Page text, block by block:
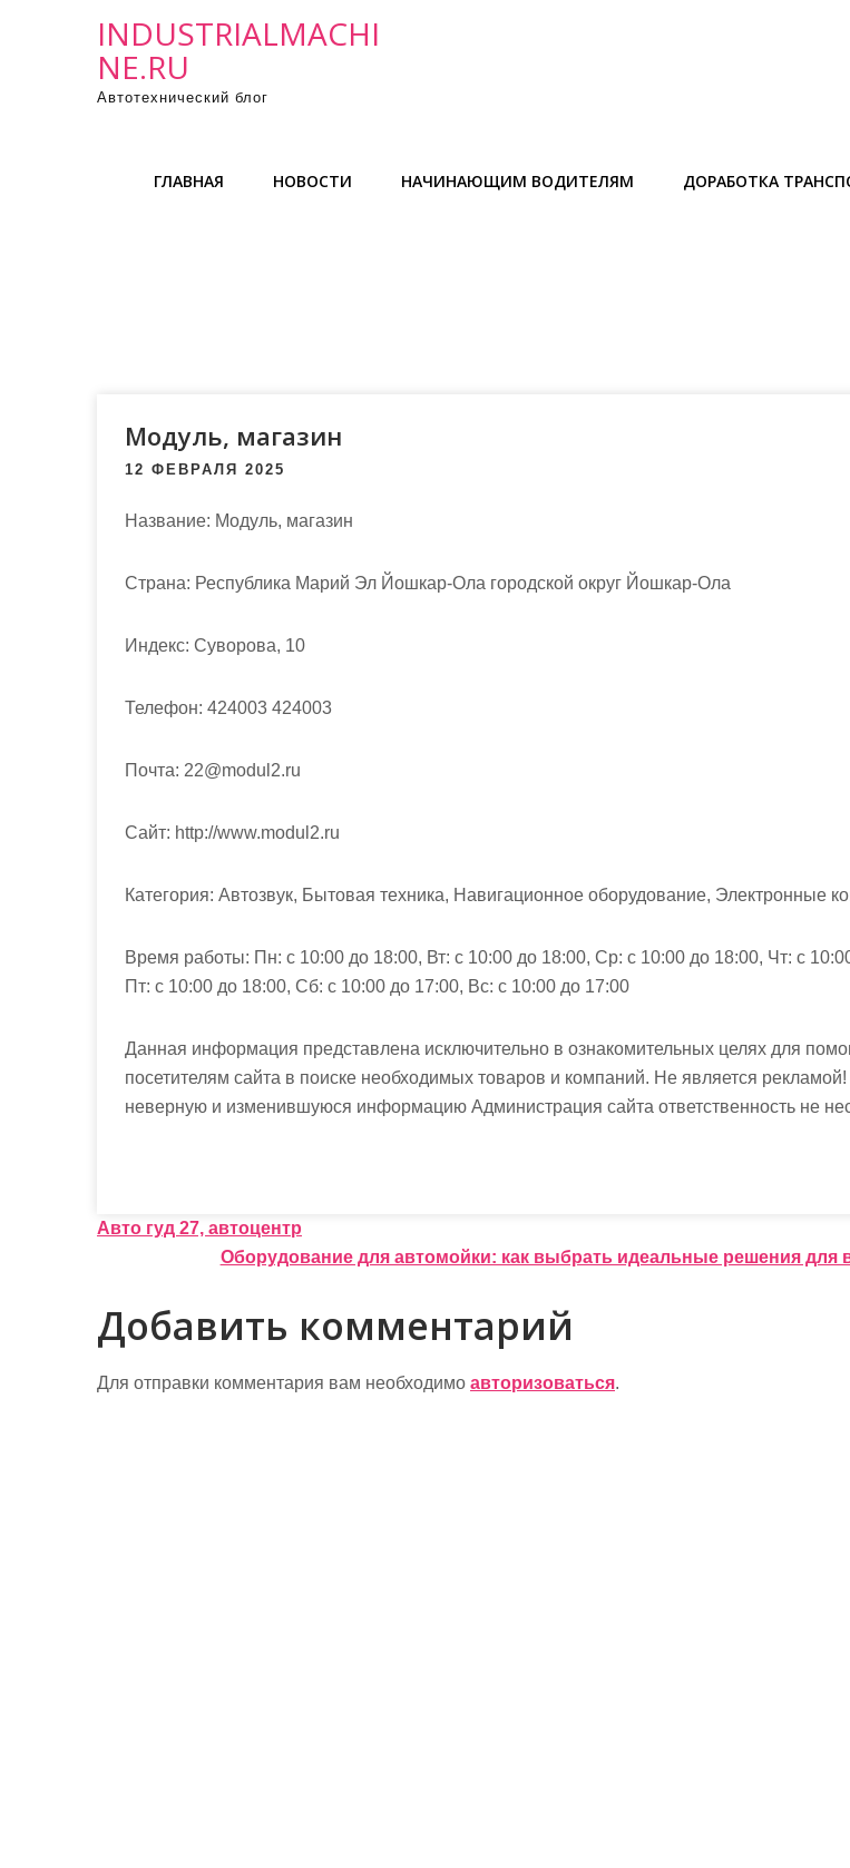
INDUSTRIALMACHI
NE.RU
Автотехнический блог
ГЛАВНАЯ НОВОСТИ НАЧИНАЮЩИМ ВОДИТЕЛЯМ ДОРАБОТКА
Модуль, магазин
12 ФЕВРАЛЯ 2025
Название: Модуль, магазин
Страна: Республика Марий Эл Йошкар-Ола городской округ Йошкар-Ола
Индекс: Суворова, 10
Телефон: 424003 424003
Почта: 22@modul2.ru
Cайт: http://www.modul2.ru
Категория: Автозвук, Бытовая техника, Навигационное оборудование, Электронные
Время работы: Пн: с 10:00 до 18:00, Вт: с 10:00 до 18:00, Ср: с 10:00 до 18:00, Чт: с
Пт: с 10:00 до 18:00, Сб: с 10:00 до 17:00, Вс: с 10:00 до 17:00
Данная информация представлена исключительно в ознакомительных целях для
посетителям сайта в поиске необходимых товаров и компаний. Не является
неверную и изменившуюся информацию Администрация сайта ответственность не
Н
в
и
г
Авто гуд 27, автоцентр
Оборудование для автомойки: как выбрать идеальные решения для
Добавить комментарий
Для отправки комментария вам необходимо авторизоваться.